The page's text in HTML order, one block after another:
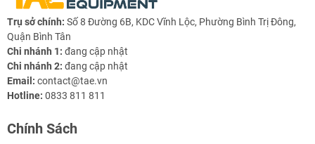
Trụ sở chính: Số 8 Đường 6B, KDC Vĩnh Lộc, Phường Bình Trị Đông,
Quận Bình Tân
Chi nhánh 1: đang cập nhật
Chi nhánh 2: đang cập nhật
Email: contact@tae.vn
Hotline: 0833 811 811
Chính Sách